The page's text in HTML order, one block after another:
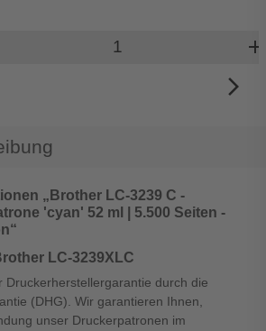
Produkt Warenkorbadd
arrow_forward_ios
„Brother LC-3239 C -
'cyan' 52 ml | 5.500 Seiten -
LC-3239XLC
Druckerherstellergarantie durch die
(DHG). Wir garantieren Ihnen,
unser Druckerpatronen im